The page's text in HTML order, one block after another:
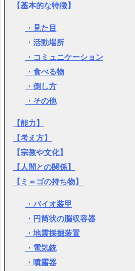
【基本的な特徴】
・見た目
・活動場所
・コミュニケーション
・食べる物
・倒し方
・その他
【能力】
【考え方】
【宗教や文化】
【人間との関係】
【ミ＝ゴの持ち物】
・バイオ装甲
・円筒状の脳収容器
・地震採掘装置
・電気銃
・噴霧器